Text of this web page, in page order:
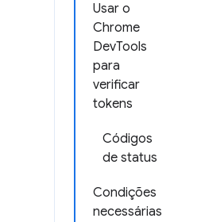
Usar o
Chrome
DevTools
para
verificar
tokens
Códigos
de status
Condições
necessárias